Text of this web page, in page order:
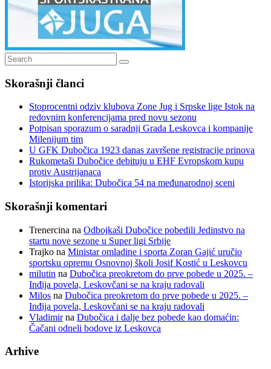
Search
for:
Search
Skorašnji članci
Stoprocentni odziv klubova Zone Jug i Srpske lige Istok na
redovnim konferencijama pred novu sezonu
Potpisan sporazum o saradnji Grada Leskovca i kompanije
Milenijum tim
U GFK Dubočica 1923 danas završene registracije prinova
Rukometaši Dubočice debituju u EHF Evropskom kupu
protiv Austrijanaca
Istorijska prilika: Dubočica 54 na međunarodnoj sceni
Skorašnji komentari
Trenercina na Odbojkaši Dubočice pobedili Jedinstvo na
startu nove sezone u Super ligi Srbije
Trajko na Ministar omladine i sporta Zoran Gajić uručio
sportsku opremu Osnovnoj školi Josif Kostić u Leskovcu
milutin na Dubočica preokretom do prve pobede u 2025. –
Inđija povela, Leskovčani se na kraju radovali
Milos na Dubočica preokretom do prve pobede u 2025. –
Inđija povela, Leskovčani se na kraju radovali
Vladimirna Dubočica i dalje bez pobede kao domaćin:
Čačani odneli bodove iz Leskovca
Arhive